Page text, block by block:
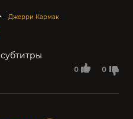
Джерри Кармак
0 0